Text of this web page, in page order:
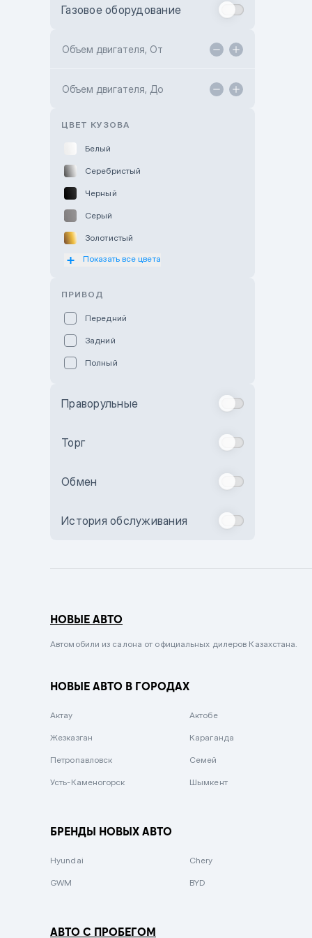
Toyota Kokshetau
Hyundai ShymCity
Газовое оборудование
Объем двигателя, От
Объем двигателя, До
ЦВЕТ КУЗОВА
Белый
Серебристый
Черный
Серый
Золотистый
Оранжевый
Бежевый
Комбинированный
Сиреневый металлик
Вишневый
Зеленый металлик
Показать все цвета
ПРИВОД
Передний
Задний
Полный
Праворульные
Торг
Обмен
История обслуживания
НОВЫЕ АВТО
Автомобили из салона от официальных дилеров Казахстана.
НОВЫЕ АВТО В ГОРОДАХ
Актау Актобе
Жезказган Караганда
Петропавловск Семей
Усть-Каменогорск Шымкент
БРЕНДЫ НОВЫХ АВТО
Hyundai Chery
GWM BYD
АВТО С ПРОБЕГОМ